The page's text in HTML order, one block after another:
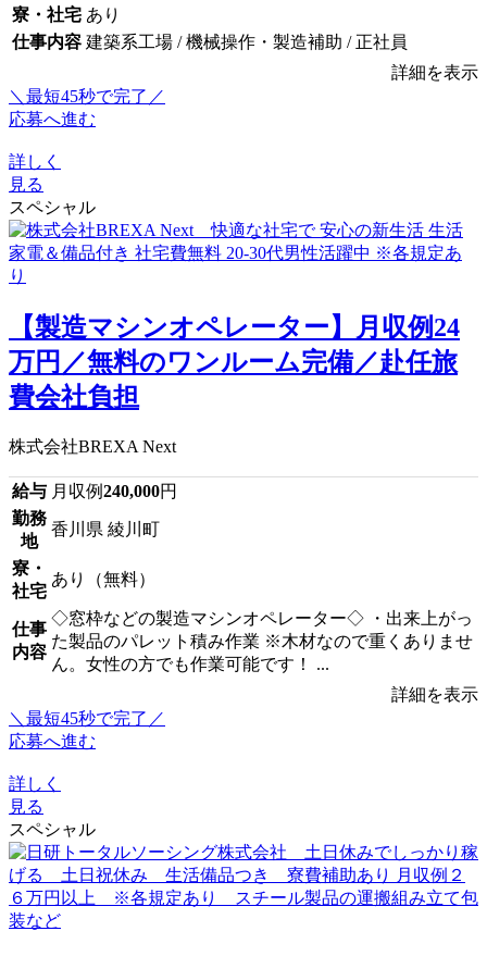
寮・社宅 あり
仕事内容 建築系工場 / 機械操作・製造補助 / 正社員
詳細を表示
＼最短45秒で完了／
応募へ進む
詳しく
見る
スペシャル
【製造マシンオペレーター】月収例24
万円／無料のワンルーム完備／赴任旅
費会社負担
株式会社BREXA Next
給与 月収例240,000円
勤務
地
香川県 綾川町
寮・
社宅
あり（無料）
仕事
内容
◇窓枠などの製造マシンオペレーター◇ ・出来上がっ
た製品のパレット積み作業 ※木材なので重くありませ
ん。女性の方でも作業可能です！ ...
詳細を表示
＼最短45秒で完了／
応募へ進む
詳しく
見る
スペシャル